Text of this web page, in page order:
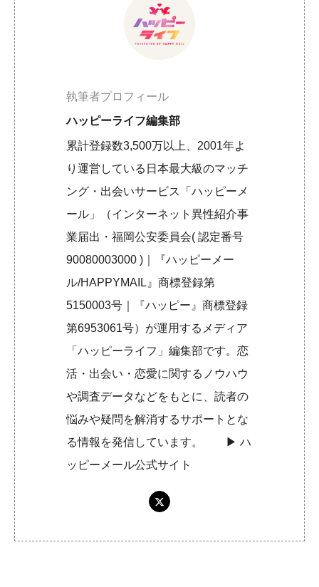
執筆者プロフィール
ハッピーライフ編集部
累計登録数3,500万以上、2001年よ
り運営している日本最大級のマッチ
ング・出会いサービス「ハッピーメ
ール」（インターネット異性紹介事
業届出・福岡公安委員会( 認定番号
90080003000 )｜『ハッピーメー
ル/HAPPYMAIL』商標登録第
5150003号｜『ハッピー』商標登録
第6953061号）が運用するメディア
「ハッピーライフ」編集部です。恋
活・出会い・恋愛に関するノウハウ
や調査データなどをもとに、読者の
悩みや疑問を解消するサポートとな
る情報を発信しています。 ▶︎ハ
ッピーメール公式サイト